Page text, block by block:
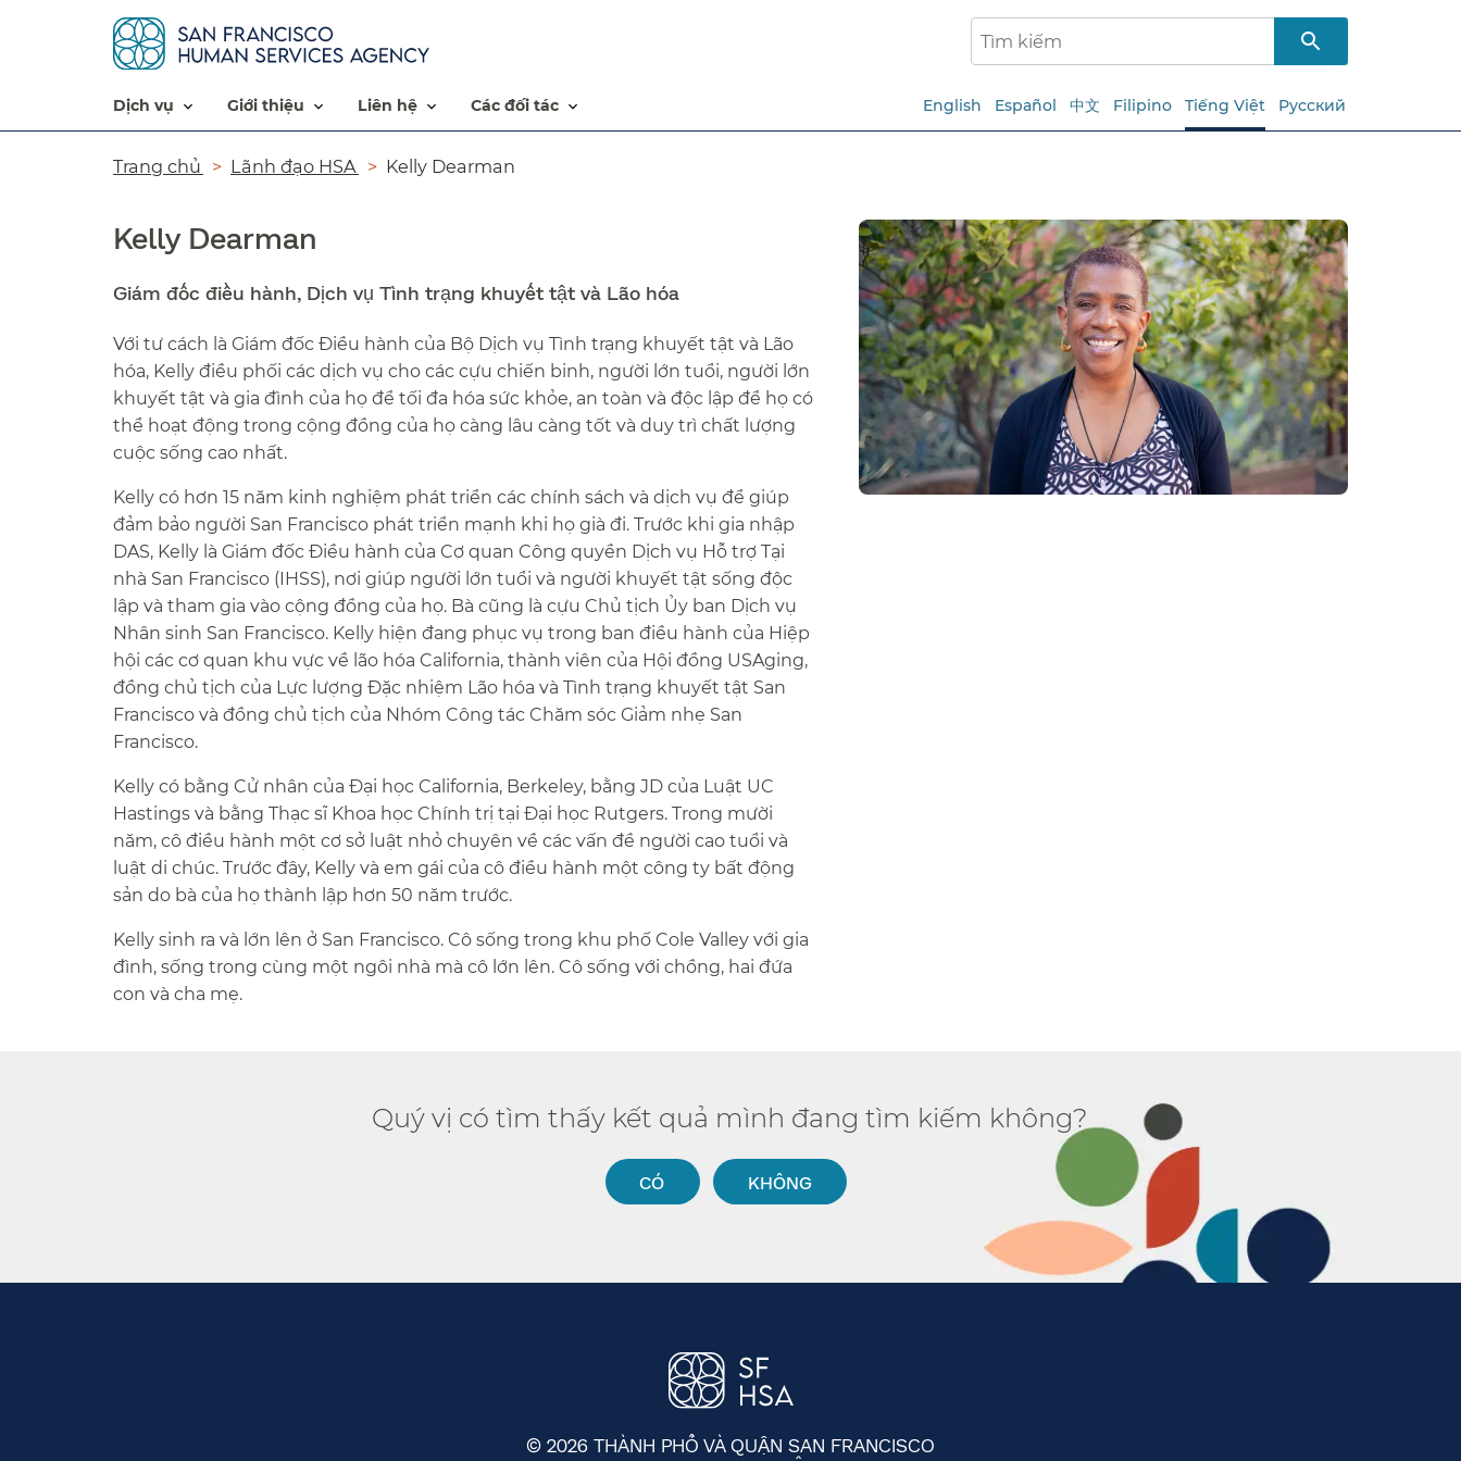
dịch vụ​​ giới thiệu​​ liên hệ​​ các đối tác​​ English Español 中文 Filipino Tiếng Việt Русский
Đường
Trang chủ​​ Lãnh đạo HSA​​ Kelly Dearman​​
Kelly Dearman
Giám đốc điều hành, Dịch vụ Tình trạng khuyết tật và Lão hóa​​
Với tư cách là Giám đốc Điều hành của Bộ Dịch vụ Tình trạng khuyết tật và Lão
hóa, Kelly điều phối các dịch vụ cho các cựu chiến binh, người lớn tuổi, người lớn
khuyết tật và gia đình của họ để tối đa hóa sức khỏe, an toàn và độc lập để họ có
thể hoạt động trong cộng đồng của họ càng lâu càng tốt và duy trì chất lượng
cuộc sống cao nhất.​​
Kelly có hơn 15 năm kinh nghiệm phát triển các chính sách và dịch vụ để giúp
đảm bảo người San Francisco phát triển mạnh khi họ già đi. Trước khi gia nhập
DAS, Kelly là Giám đốc Điều hành của Cơ quan Công quyền Dịch vụ Hỗ trợ Tại
nhà San Francisco (IHSS), nơi giúp người lớn tuổi và người khuyết tật sống độc
lập và tham gia vào cộng đồng của họ. Bà cũng là cựu Chủ tịch Ủy ban Dịch vụ
Nhân sinh San Francisco. Kelly hiện đang phục vụ trong ban điều hành của Hiệp
hội các cơ quan khu vực về lão hóa California, thành viên của Hội đồng USAging,
đồng chủ tịch của Lực lượng Đặc nhiệm Lão hóa và Tình trạng khuyết tật San
Francisco và đồng chủ tịch của Nhóm Công tác Chăm sóc Giảm nhẹ San
Francisco.​​
Kelly có bằng Cử nhân của Đại học California, Berkeley, bằng JD của Luật UC
Hastings và bằng Thạc sĩ Khoa học Chính trị tại Đại học Rutgers. Trong mười
năm, cô điều hành một cơ sở luật nhỏ chuyên về các vấn đề người cao tuổi và
luật di chúc. Trước đây, Kelly và em gái của cô điều hành một công ty bất động
sản do bà của họ thành lập hơn 50 năm trước.​​
Kelly sinh ra và lớn lên ở San Francisco. Cô sống trong khu phố Cole Valley với gia
đình, sống trong cùng một ngôi nhà mà cô lớn lên. Cô sống với chồng, hai đứa
con và cha mẹ.​​
Quý vị có tìm thấy kết quả mình đang tìm kiếm không?​​
CÓ​​ KHÔNG​​
© 2026 THÀNH PHỐ VÀ QUẬN SAN FRANCISCO